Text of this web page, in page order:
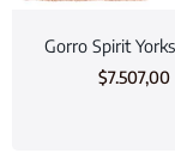
Gorro Spirit
$7.507,00